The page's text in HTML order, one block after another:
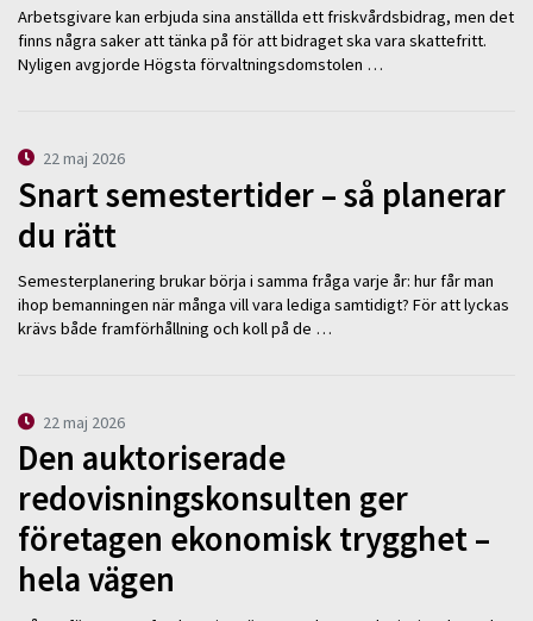
Arbetsgivare kan erbjuda sina anställda ett friskvårdsbidrag, men det
finns några saker att tänka på för att bidraget ska vara skattefritt.
Nyligen avgjorde Högsta förvaltningsdomstolen …
22 maj 2026
Snart semestertider – så planerar
du rätt
Semesterplanering brukar börja i samma fråga varje år: hur får man
ihop bemanningen när många vill vara lediga samtidigt? För att lyckas
krävs både framförhållning och koll på de …
22 maj 2026
Den auktoriserade
redovisningskonsulten ger
företagen ekonomisk trygghet –
hela vägen